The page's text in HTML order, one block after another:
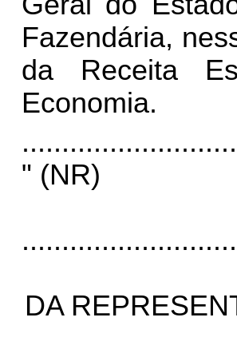
Fazendária,
da Receita
Economia.
" (NR)
DA